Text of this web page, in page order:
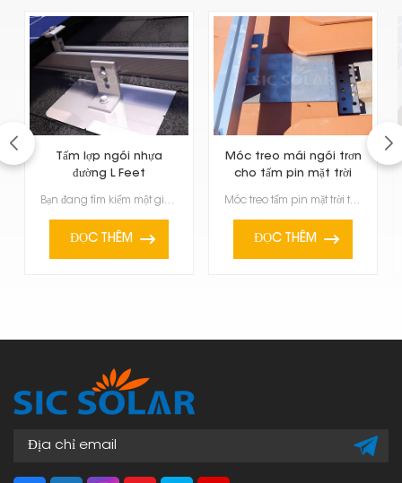
Tấm lợp ngói nhựa
đường L Feet
Bạn đang tìm kiếm một giải pháp đáng tin cậy để lắp đặt tấm pin mặt trời trên mái ngói nhựa đường ho...
ĐỌC THÊM
Móc treo mái ngói trơn
cho tấm pin mặt trời
Móc treo tấm pin mặt trời trên mái ngói trơn là một phụ kiện đặc biệt trong số các phụ kiện lắp đặt ...
ĐỌC THÊM